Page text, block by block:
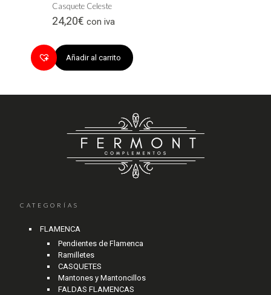
Casquete Celeste
24,20€ con iva
Añadir al carrito
CATEGORÍAS
FLAMENCA
Pendientes de Flamenca
Ramilletes
CASQUETES
Mantones y Mantoncillos
FALDAS FLAMENCAS